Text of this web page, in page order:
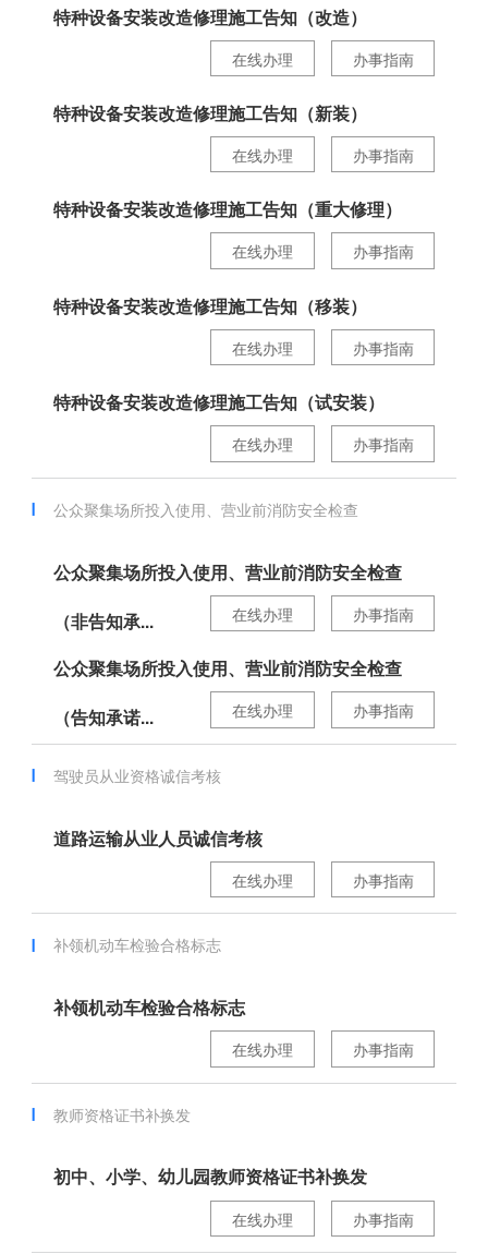
特种设备安装改造修理施工告知（改造）
办事指南
在线办理
特种设备安装改造修理施工告知（新装）
办事指南
在线办理
特种设备安装改造修理施工告知（重大修理）
办事指南
在线办理
特种设备安装改造修理施工告知（移装）
办事指南
在线办理
特种设备安装改造修理施工告知（试安装）
办事指南
在线办理
公众聚集场所投入使用、营业前消防安全检查
公众聚集场所投入使用、营业前消防安全检查
（非告知承... 办事指南
在线办理
公众聚集场所投入使用、营业前消防安全检查
（告知承诺... 办事指南
在线办理
驾驶员从业资格诚信考核
道路运输从业人员诚信考核
办事指南
在线办理
补领机动车检验合格标志
补领机动车检验合格标志
办事指南
在线办理
教师资格证书补换发
初中、小学、幼儿园教师资格证书补换发
办事指南
在线办理